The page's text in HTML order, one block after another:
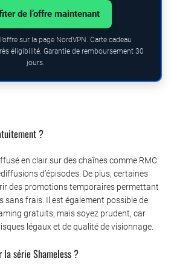
de l’offre maintenant
sur la page NordVPN. Carte cadeau
éligibilité. Garantie de remboursement 30
jours.
?
en clair sur des chaînes comme RMC
d’épisodes. De plus, certaines
des promotions temporaires permettant
sans frais. Il est également possible de
gratuits, mais soyez prudent, car
légaux et de qualité de visionnage.
la série Shameless ?